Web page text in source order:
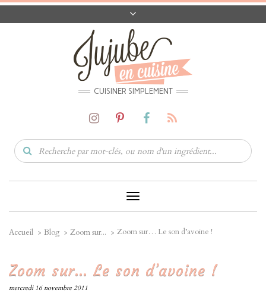
CONTACT
CODES PROMO
MATÉRIEL
CUISINER SIMPLEMENT
Toggle
Navigation
Accueil Blog Zoom sur... Zoom sur… Le son d’avoine !
Zoom sur… Le son d’avoine !
mercredi 16 novembre 2011